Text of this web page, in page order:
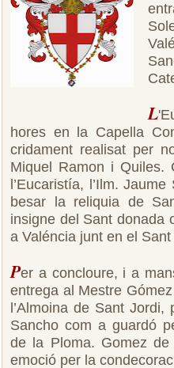
L
hores en la Capella
cridament realisat per
Miquel Ramon i Quiles.
l’Eucaristía, l’Ilm.
besar la reliquia de
insigne del Sant donada
a Valéncia junt en el
Per a concloure, i a
entrega al Mestre
l’Almoina de Sant
Sancho com a guardó
de la Ploma. Gomez
emoció per la